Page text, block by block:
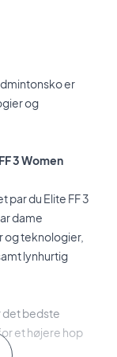
er
og
3 Women
par du Elite FF 3
dame
og teknologier,
lynhurtig
det bedste
et højere hop